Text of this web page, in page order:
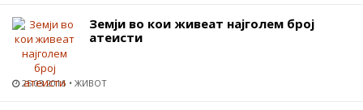
Земји во кои живеат најголем број
атеисти
25.03.2016 ЖИВОТ